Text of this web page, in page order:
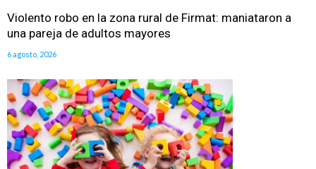
Violento robo en la zona rural de Firmat: maniataron a
una pareja de adultos mayores
6 agosto, 2026